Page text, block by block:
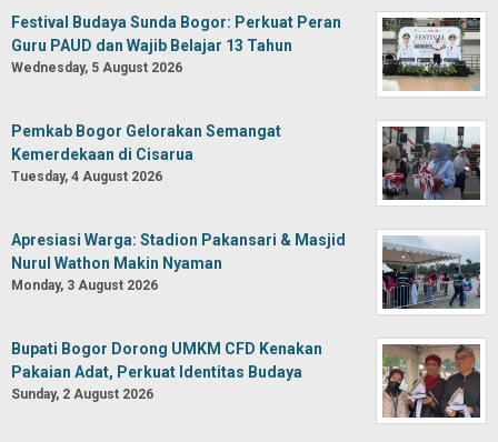
Festival Budaya Sunda Bogor: Perkuat Peran
Guru PAUD dan Wajib Belajar 13 Tahun
Wednesday, 5 August 2026
Pemkab Bogor Gelorakan Semangat
Kemerdekaan di Cisarua
Tuesday, 4 August 2026
Apresiasi Warga: Stadion Pakansari & Masjid
Nurul Wathon Makin Nyaman
Monday, 3 August 2026
Bupati Bogor Dorong UMKM CFD Kenakan
Pakaian Adat, Perkuat Identitas Budaya
Sunday, 2 August 2026